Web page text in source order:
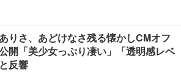
りさ、あどけなさ残る懐かしCMオフ
開「美少女っぷり凄い」「透明感レベ
反響